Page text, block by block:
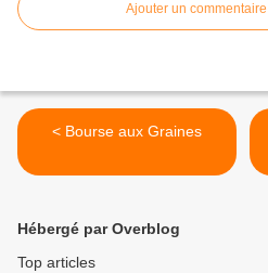
Ajouter un commentaire
< Bourse aux Graines
Hébergé par Overblog
Top articles